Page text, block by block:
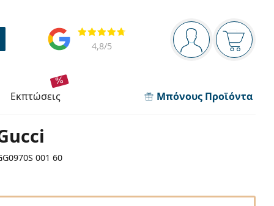
Πίνακας πλοήγησης
Είστε
Το
Αξιολογήσεις
4,8/5
εκπτώσεις Μπόνους Προϊόντα
001 60